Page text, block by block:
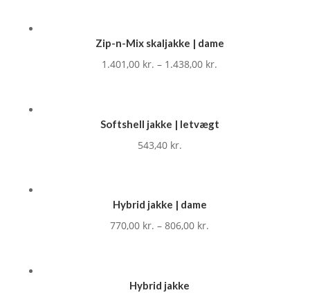
Zip-n-Mix skaljakke | dame
1.401,00 kr. – 1.438,00 kr.
Softshell jakke | letvægt
543,40 kr.
Hybrid jakke | dame
770,00 kr. –806,00 kr.
Hybrid jakke